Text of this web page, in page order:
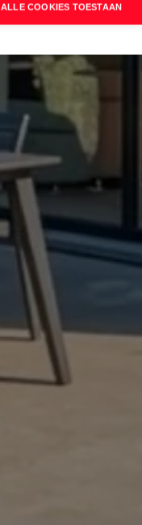
ALLE COOKIES TOESTAAN